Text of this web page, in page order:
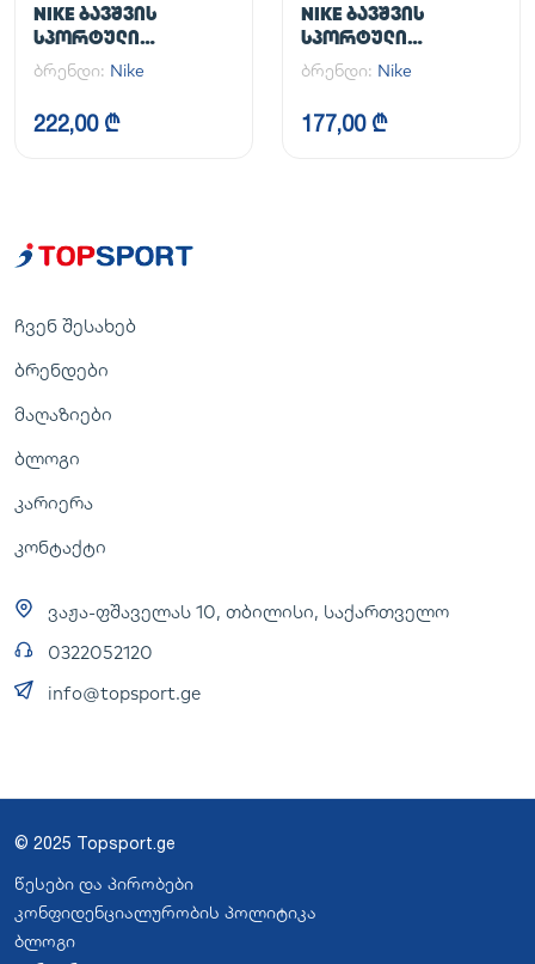
NIKE ᲑᲐᲕᲨᲕᲘᲡ
ᲡᲞᲝᲠᲢᲣᲚᲘ
ᲤᲔᲮᲡᲐᲪᲛᲔᲚᲘ COURT
BOROUGH LOW
RECRAFT (GS)
ბრენდი: Nike
222,00 ₾
NIKE ᲑᲐᲕᲨᲕᲘᲡ
ᲡᲞᲝᲠᲢᲣᲚᲘ
ᲤᲔᲮᲡᲐᲪᲛᲔᲚᲘ COURT
BOROUGH LOW
RECRAFT (PS)
ბრენდი: Nike
177,00 ₾
ჩვენ შესახებ
ბრენდები
მაღაზიები
ბლოგი
კარიერა
კონტაქტი
ვაჟა-ფშაველას 10, თბილისი, საქართველო
0322052120
info@topsport.ge
© 2025 Topsport.ge
წესები და პირობები
კონფიდენციალურობის პოლიტიკა
ბლოგი